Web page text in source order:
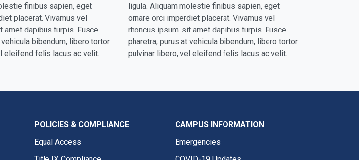
finibus sapien, eget
placerat. Vivamus vel
amet dapibus turpis. Fusce
bibendum, libero tortor
eleifend felis lacus ac velit.
ligula. Aliquam molestie finibus sapien, eget
ornare orci imperdiet placerat. Vivamus vel
rhoncus ipsum, sit amet dapibus turpis. Fusce
pharetra, purus at vehicula bibendum, libero tortor
pulvinar libero, vel eleifend felis lacus ac velit.
POLICIES & COMPLIANCE
Equal Access
CAMPUS INFORMATION
Emergencies